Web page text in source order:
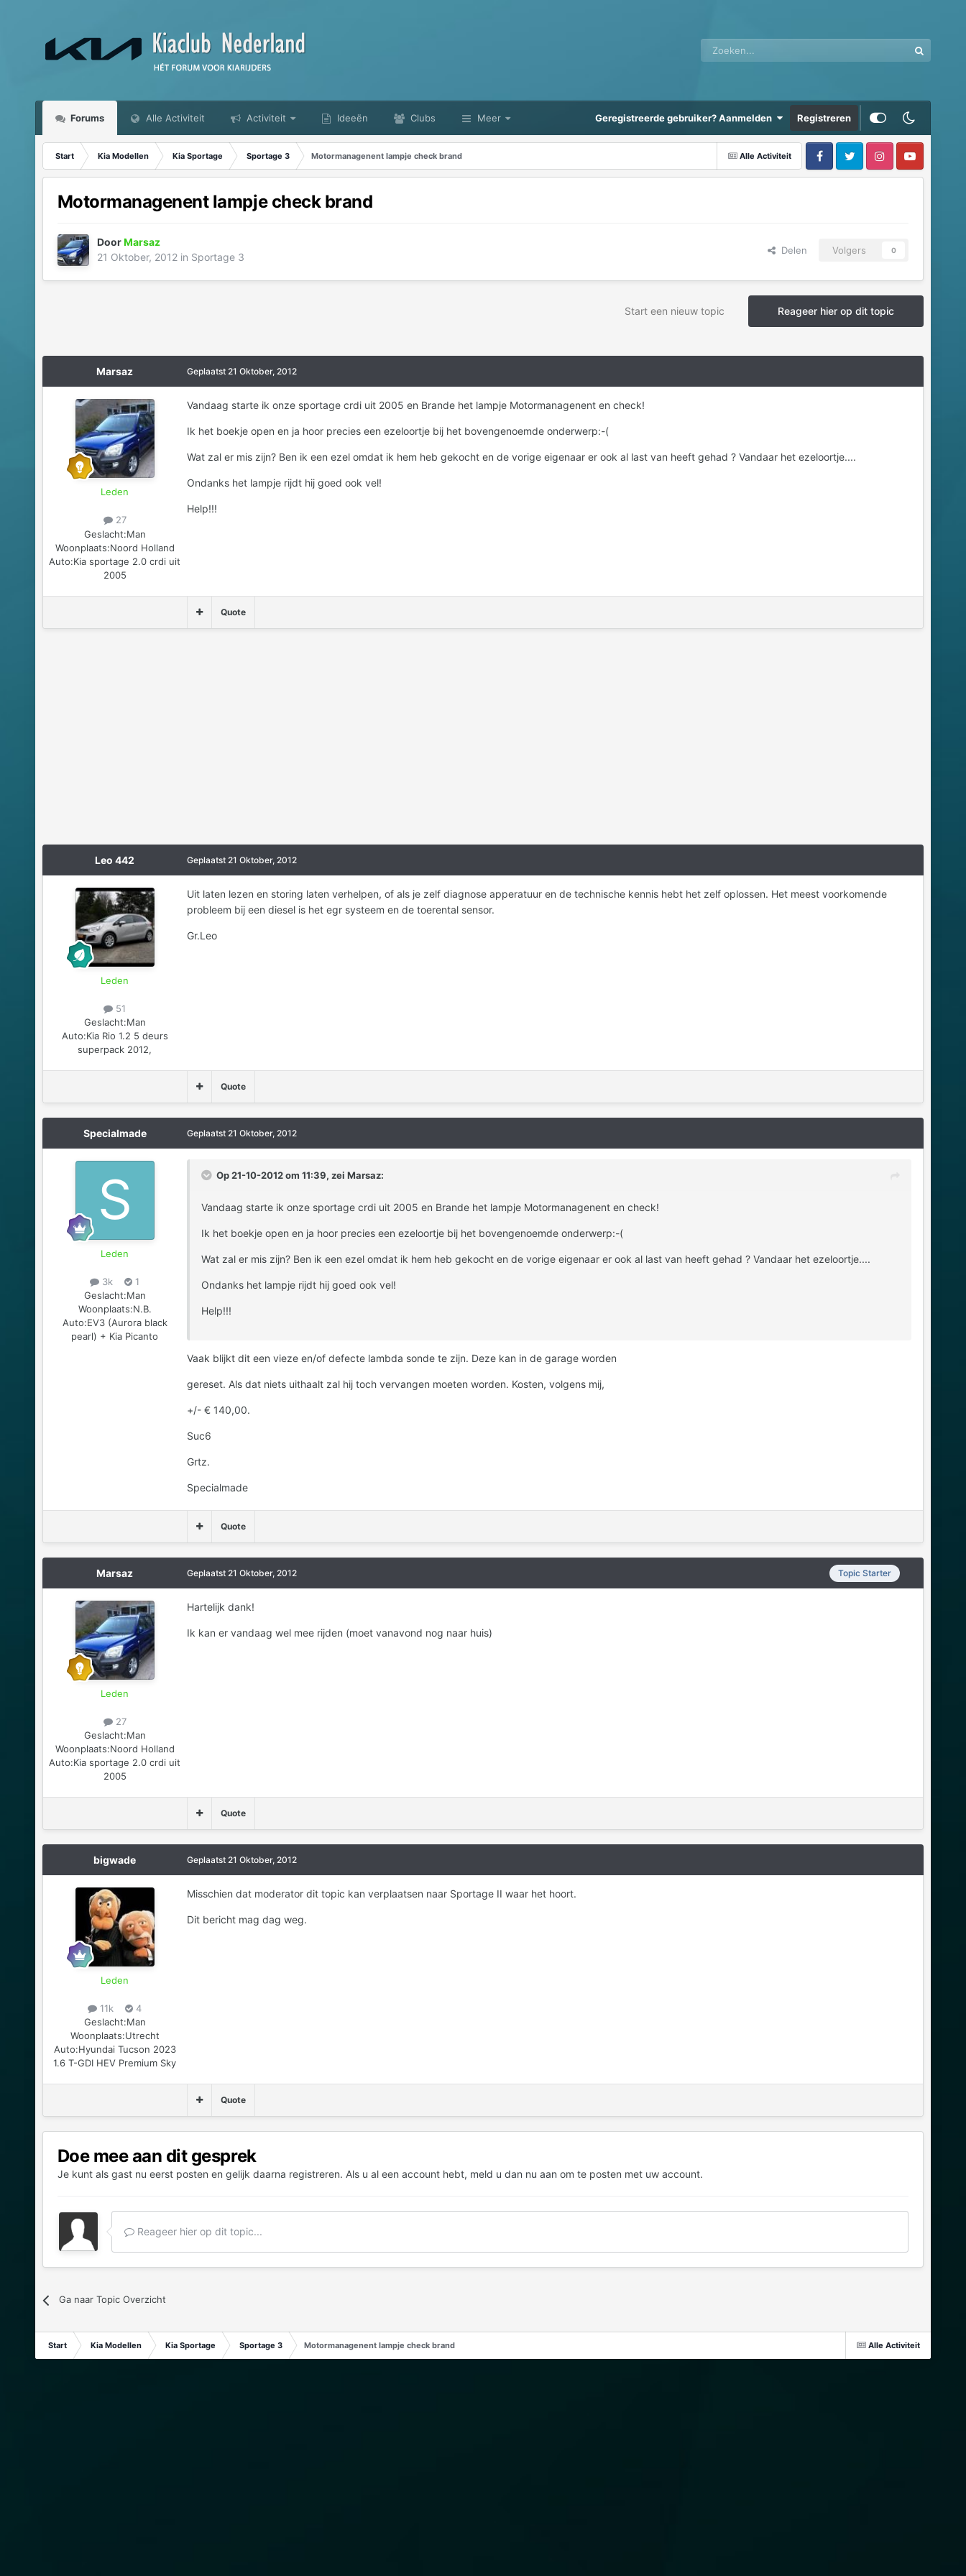
Forums Alle Activiteit Activiteit Ideeën Clubs Meer Geregistreerde gebruiker? Aanmelden Registreren
Alle Activiteit
Start Kia Modellen Kia Sportage Sportage 3 Motormanagenent lampje check brand
Motormanagenent lampje check brand
DoorMarsaz
21 Oktober, 2012in Sportage 3
Delen Volgers 0
Reageer hier op dit topic
Start een nieuw topic
Marsaz
Leden
27
Geslacht:Man
Woonplaats:Noord Holland
Auto:Kia sportage 2.0 crdi uit
2005
Geplaatst 21 Oktober, 2012
Vandaag starte ik onze sportage crdi uit 2005 en Brande het lampje Motormanagenent en check!
Ik het boekje open en ja hoor precies een ezeloortje bij het bovengenoemde onderwerp:-(
Wat zal er mis zijn? Ben ik een ezel omdat ik hem heb gekocht en de vorige eigenaar er ook al last van heeft gehad ? Vandaar het ezeloortje....
Ondanks het lampje rijdt hij goed ook vel!
Help!!!
Quote
Leo 442
Leden
51
Geslacht:Man
Auto:Kia Rio 1.2 5 deurs
superpack 2012,
Geplaatst 21 Oktober, 2012
Uit laten lezen en storing laten verhelpen, of als je zelf diagnose apperatuur en de technische kennis hebt het zelf oplossen. Het meest voorkomende
probleem bij een diesel is het egr systeem en de toerental sensor.
Gr.Leo
Quote
Specialmade
Leden
3k
1
Geslacht:Man
Woonplaats:N.B.
Auto:EV3 (Aurora black
pearl) + Kia Picanto
Geplaatst 21 Oktober, 2012
Op 21-10-2012 om 11:39, zei Marsaz:
Vandaag starte ik onze sportage crdi uit 2005 en Brande het lampje Motormanagenent en check!
Ik het boekje open en ja hoor precies een ezeloortje bij het bovengenoemde onderwerp:-(
Wat zal er mis zijn? Ben ik een ezel omdat ik hem heb gekocht en de vorige eigenaar er ook al last van heeft gehad ? Vandaar het ezeloortje....
Ondanks het lampje rijdt hij goed ook vel!
Help!!!
Vaak blijkt dit een vieze en/of defecte lambda sonde te zijn. Deze kan in de garage worden
gereset. Als dat niets uithaalt zal hij toch vervangen moeten worden. Kosten, volgens mij,
+/- € 140,00.
Suc6
Grtz.
Specialmade
Quote
Marsaz
Leden
27
Geslacht:Man
Woonplaats:Noord Holland
Auto:Kia sportage 2.0 crdi uit
2005
Topic Starter
Geplaatst 21 Oktober, 2012
Hartelijk dank!
Ik kan er vandaag wel mee rijden (moet vanavond nog naar huis)
Quote
bigwade
Leden
11k
4
Geslacht:Man
Woonplaats:Utrecht
Auto:Hyundai Tucson 2023
1.6 T-GDI HEV Premium Sky
Geplaatst 21 Oktober, 2012
Misschien dat moderator dit topic kan verplaatsen naar Sportage II waar het hoort.
Dit bericht mag dag weg.
Quote
Doe mee aan dit gesprek
Je kunt als gast nu eerst posten en gelijk daarna registreren. Als u al een account hebt, meld u dan nu aan om te posten met uw account.
Reageer hier op dit topic...
Ga naar Topic Overzicht
Alle Activiteit
Start Kia Modellen Kia Sportage Sportage 3 Motormanagenent lampje check brand